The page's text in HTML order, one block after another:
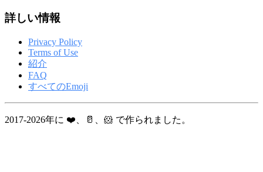
詳しい情報
Privacy Policy
Terms of Use
紹介
FAQ
すべてのEmoji
2017-2026年に ❤️、🥛、🐹 で作られました。